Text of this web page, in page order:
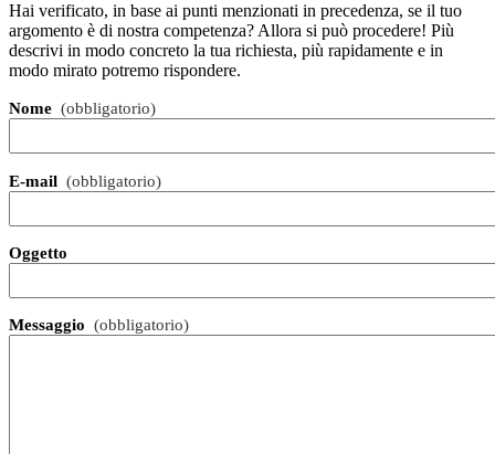
Hai verificato, in base ai punti menzionati in precedenza, se il tuo
argomento è di nostra competenza? Allora si può procedere! Più
descrivi in modo concreto la tua richiesta, più rapidamente e in
modo mirato potremo rispondere.
Nome (obbligatorio)
E-mail (obbligatorio)
Oggetto
Messaggio (obbligatorio)